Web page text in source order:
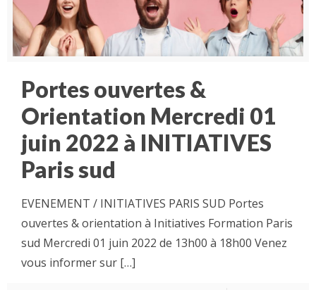
Portes ouvertes &
Orientation Mercredi 01
juin 2022 à INITIATIVES
Paris sud
EVENEMENT / INITIATIVES PARIS SUD Portes
ouvertes & orientation à Initiatives Formation Paris
sud Mercredi 01 juin 2022 de 13h00 à 18h00 Venez
vous informer sur […]